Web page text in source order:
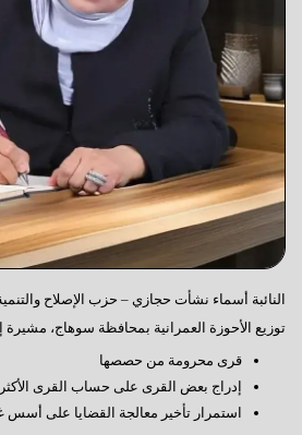
النائبة أسماء نشأت حجازي – حزب الإصلاح
توزيع الأحوزة العمرانية بمحافظة سوهاج، مشيرة
قرى محرومة من حصصها
إدراج بعض القرى على حساب القرى الأكثر
استمرار تأخير معالجة القضايا على أسس